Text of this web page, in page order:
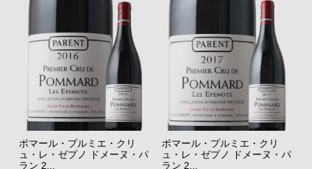
ポマール・プルミエ・クリ
ュ・レ・ゼプノ ドメーヌ・パ
ラン 2...
ポマール・プルミエ・クリ
ュ・レ・ゼプノ ドメーヌ・パ
ラン 2...